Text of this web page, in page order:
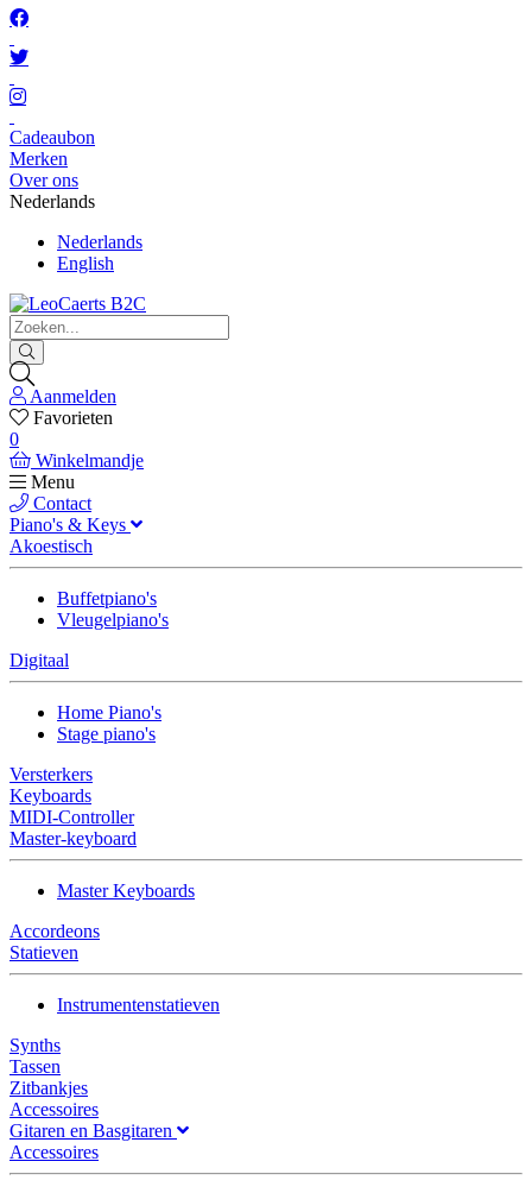
Cadeaubon
Merken
Over ons
Nederlands
Nederlands
English
Aanmelden
Favorieten
0
Winkelmandje
Menu
Contact
Piano's & Keys
Akoestisch
Buffetpiano's
Vleugelpiano's
Digitaal
Home Piano's
Stage piano's
Versterkers
Keyboards
MIDI-Controller
Master-keyboard
Master Keyboards
Accordeons
Statieven
Instrumentenstatieven
Synths
Tassen
Zitbankjes
Accessoires
Gitaren en Basgitaren
Accessoires